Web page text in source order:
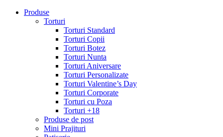
Produse
Torturi
Torturi Standard
Torturi Copii
Torturi Botez
Torturi Nunta
Torturi Aniversare
Torturi Personalizate
Torturi Valentine’s Day
Torturi Corporate
Torturi cu Poza
Torturi +18
Produse de post
Mini Prajituri